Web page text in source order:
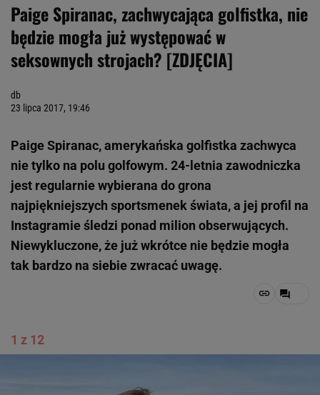
Paige Spiranac, zachwycająca golfistka, nie
będzie mogła już występować w
seksownych strojach? [ZDJĘCIA]
db
23 lipca 2017, 19:46
Paige Spiranac, amerykańska golfistka zachwyca
nie tylko na polu golfowym. 24-letnia zawodniczka
jest regularnie wybierana do grona
najpiękniejszych sportsmenek świata, a jej profil na
Instagramie śledzi ponad milion obserwujących.
Niewykluczone, że już wkrótce nie będzie mogła
tak bardzo na siebie zwracać uwagę.
1 z 12